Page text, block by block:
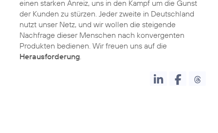
einen starken Anreiz, uns in den Kampf um die Gunst
der Kunden zu stürzen. Jeder zweite in Deutschland
nutzt unser Netz, und wir wollen die steigende
Nachfrage dieser Menschen nach konvergenten
Produkten bedienen. Wir freuen uns auf die
Herausforderung.